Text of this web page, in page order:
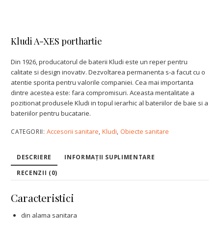
Kludi A-XES porthartie
Din 1926, producatorul de baterii Kludi este un reper pentru
calitate si design inovativ. Dezvoltarea permanenta s-a facut cu o
atentie sporita pentru valorile companiei. Cea mai importanta
dintre acestea este: fara compromisuri. Aceasta mentalitate a
pozitionat produsele Kludi in topul ierarhic al bateriilor de baie si a
bateriilor pentru bucatarie.
CATEGORII: Accesorii sanitare,Kludi, Obiecte sanitare
DESCRIERE INFORMAȚII SUPLIMENTARE
RECENZII (0)
Caracteristici
din alama sanitara